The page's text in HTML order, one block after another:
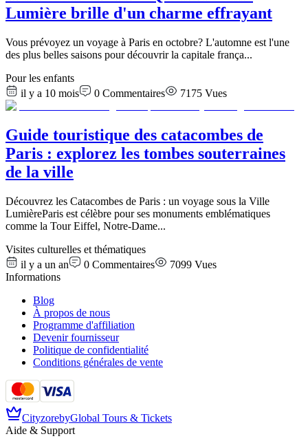
Lumière brille d'un charme effrayant
Vous prévoyez un voyage à Paris en octobre? L'automne est l'une
des plus belles saisons pour découvrir la capitale frança...
Pour les enfants
il y a 10 mois
0 Commentaires 7175 Vues
Guide touristique des catacombes de
Paris : explorez les tombes souterraines
de la ville
Découvrez les Catacombes de Paris : un voyage sous la Ville
LumièreParis est célèbre pour ses monuments emblématiques
comme la Tour Eiffel, Notre-Dame...
Visites culturelles et thématiques
il y a un an
0 Commentaires 7099 Vues
Informations
Blog
À propos de nous
Programme d'affiliation
Devenir fournisseur
Politique de confidentialité
Conditions générales de vente
CityzorebyGlobal Tours & Tickets
Aide & Support